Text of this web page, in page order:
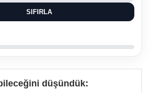
SIFIRLA
düşündük: